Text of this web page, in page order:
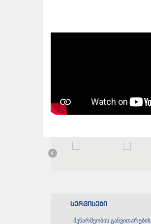
სერვისები
მეწარმეობის განვითარების